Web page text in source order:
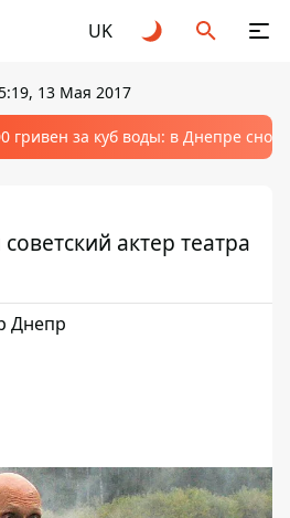
UK
13 Мая 2017
гривен за куб воды: в Днепре
актер театра
Днепр